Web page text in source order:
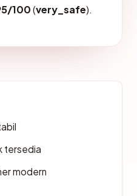
100(very_safe).
tersedia
modern